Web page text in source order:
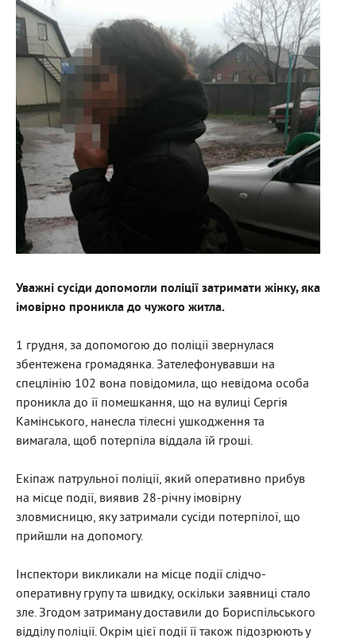
Уважні сусіди допомогли поліції затримати жінку, яка
імовірно проникла до чужого житла.
1 грудня, за допомогою до поліції звернулася
збентежена громадянка. Зателефонувавши на
спецлінію 102 вона повідомила, що невідома особа
проникла до її помешкання, що на вулиці Сергія
Камінського, нанесла тілесні ушкодження та
вимагала, щоб потерпіла віддала їй гроші.
Екіпаж патрульної поліції, який оперативно прибув
на місце події, виявив 28-річну імовірну
зловмисницю, яку затримали сусіди потерпілої, що
прийшли на допомогу.
Інспектори викликали на місце події слідчо-
оперативну групу та швидку, оскільки заявниці стало
зле. Згодом затриману доставили до Бориспільського
відділу поліції. Окрім цієї події її також підозрюють у